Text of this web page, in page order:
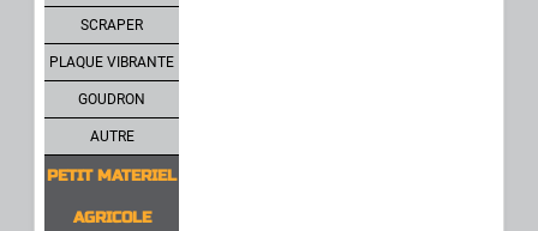
SCRAPER
PLAQUE VIBRANTE
GOUDRON
AUTRE
PETIT MATERIEL
AGRICOLE